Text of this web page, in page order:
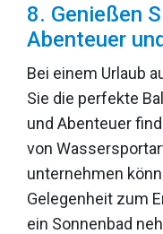
8. Genießen
Abenteuer
Bei einem Urlaub
Sie die perfekte
und Abenteuer
von
unternehmen
Gelegenheit zum
ein Sonnenbad